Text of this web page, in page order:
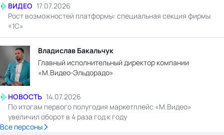
ВИДЕО 17.07.2026
Рост возможностей платформы: специальная секция фирмы
«1С»
Владислав Бакальчук
Главный исполнительный директор компании
«М.Видео-Эльдорадо»
НОВОСТЬ 14.07.2026
По итогам первого полугодия маркетплейс «М.Видео»
увеличил оборот в 4 раза год к году
Все персоны